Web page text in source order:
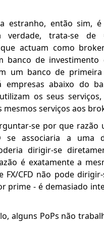
estranho, então sim,
verdade, trata-se de
actuam como
banco de
um banco de
empresas abaixo do
os seus
serviços aos
se por que razão
se associaria a uma
dirigir-se
é exatamente a
FX/CFD não pode
prime - é demasiado
alguns PoPs não